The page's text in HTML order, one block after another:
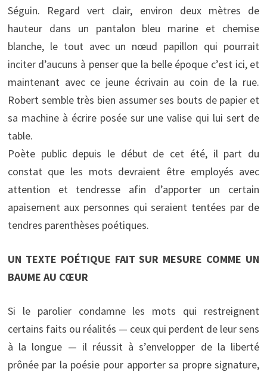
Séguin. Regard vert clair, environ deux mètres de
hauteur dans un pantalon bleu marine et chemise
blanche, le tout avec un nœud papillon qui pourrait
inciter d’aucuns à penser que la belle époque c’est ici, et
maintenant avec ce jeune écrivain au coin de la rue.
Robert semble très bien assumer ses bouts de papier et
sa machine à écrire posée sur une valise qui lui sert de
table.
Poète public depuis le début de cet été, il part du
constat que les mots devraient être employés avec
attention et tendresse afin d’apporter un certain
apaisement aux personnes qui seraient tentées par de
tendres parenthèses poétiques.
UN TEXTE POÉTIQUE FAIT SUR MESURE COMME UN
BAUME AU CŒUR
Si le parolier condamne les mots qui restreignent
certains faits ou réalités — ceux qui perdent de leur sens
à la longue — il réussit à s’envelopper de la liberté
prônée par la poésie pour apporter sa propre signature,